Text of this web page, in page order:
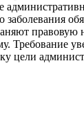
правовую
Требование
цели